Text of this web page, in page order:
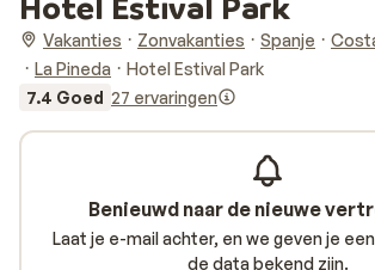
Vakanties Zonvakanties Spanje
La Pineda
Hotel Estival Park
7.4 Goed 27 ervaringen
Benieuwd naar de nieuwe
Laat je e-mail achter, en we geven je
de data bekend zijn.